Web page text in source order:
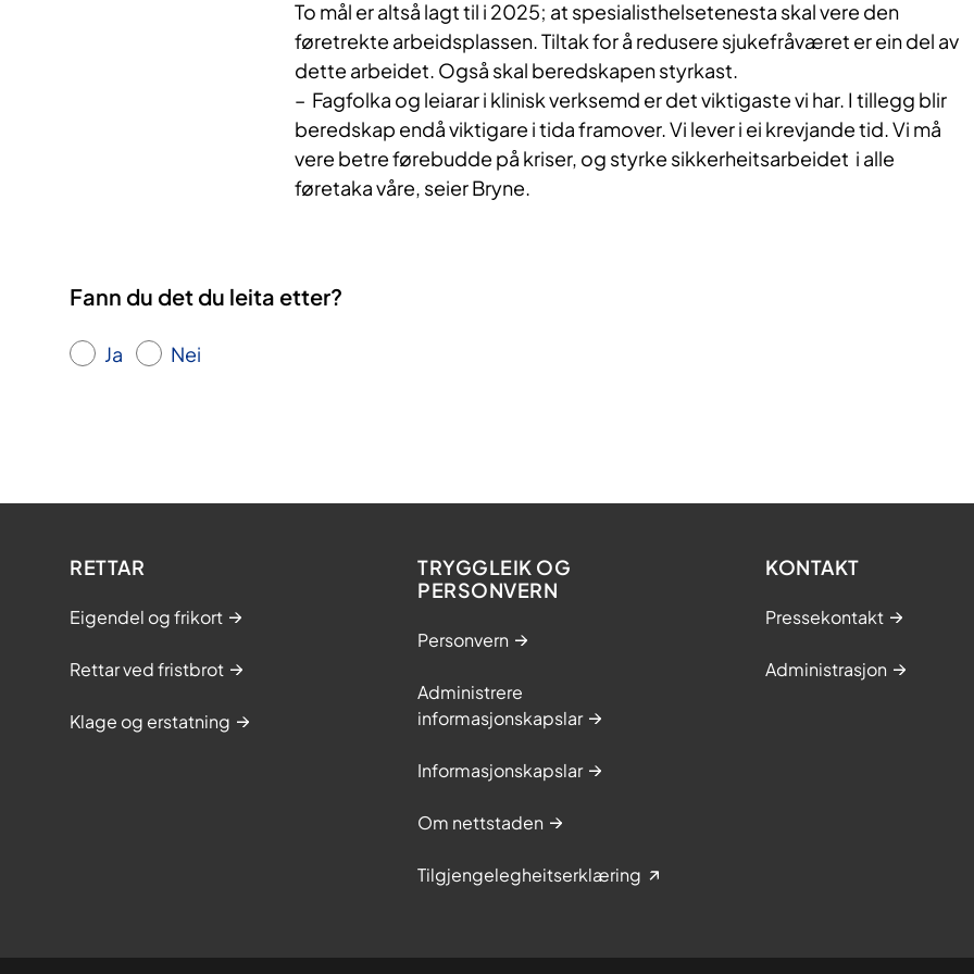
To mål er altså lagt til i 2025; at spesialisthelsetenesta skal vere den
føretrekte arbeidsplassen. Tiltak for å redusere sjukefråværet er ein del av
dette arbeidet. Også skal beredskapen styrkast.
– Fagfolka og leiarar i klinisk verksemd er det viktigaste vi har. I tillegg blir
beredskap endå viktigare i tida framover. Vi lever i ei krevjande tid. Vi må
vere betre førebudde på kriser, og styrke sikkerheitsarbeidet i alle
føretaka våre, seier Bryne.
Fann du det du leita etter?
Ja Nei
RETTAR
Eigendel og frikort
Rettar ved fristbrot
Klage og erstatning
TRYGGLEIK OG
PERSONVERN
Personvern
Administrere
informasjonskapslar
Informasjonskapslar
Om nettstaden
Tilgjengelegheitserklæring
KONTAKT
Pressekontakt
Administrasjon